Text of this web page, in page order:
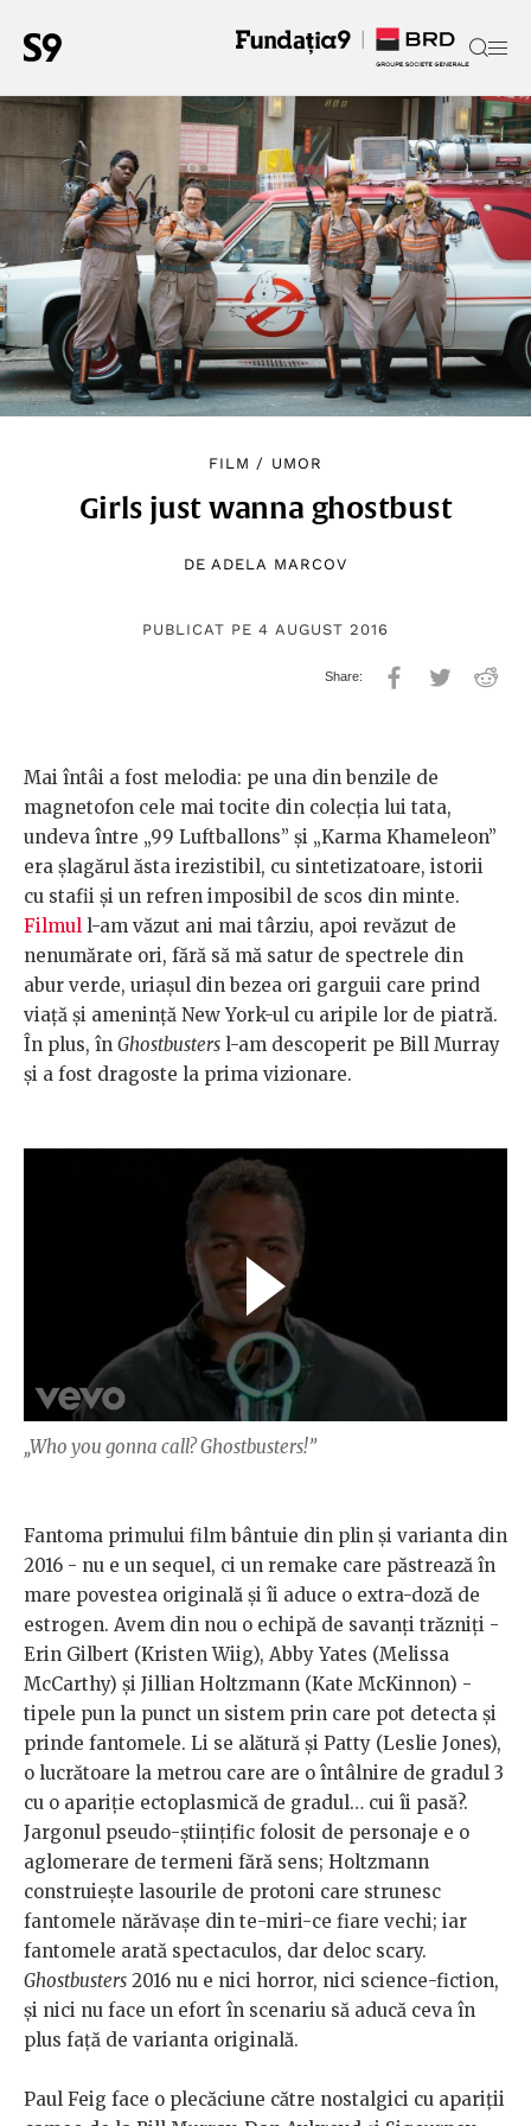
FILM / UMOR
Girls just wanna ghostbust
DEADELA MARCOV
PUBLICAT PE 4 AUGUST 2016
Mai întâi a fost melodia: pe una din benzile de
magnetofon cele mai tocite din colecţia lui tata,
undeva între „99 Luftballons” şi „Karma Khameleon”
era şlagărul ăsta irezistibil, cu sintetizatoare, istorii
cu stafii şi un refren imposibil de scos din minte.
Filmul l-am văzut ani mai târziu, apoi revăzut de
nenumărate ori, fără să mă satur de spectrele din
abur verde, uriaşul din bezea ori garguii care prind
viaţă şi ameninţă New York-ul cu aripile lor de piatră.
În plus, în Ghostbusters l-am descoperit pe Bill Murray
şi a fost dragoste la prima vizionare.
„Who you gonna call? Ghostbusters!”
Fantoma primului film bântuie din plin şi varianta din
2016 - nu e un sequel, ci un remake care păstrează în
mare povestea originală şi îi aduce o extra-doză de
estrogen. Avem din nou o echipă de savanţi trăzniţi -
Erin Gilbert (Kristen Wiig), Abby Yates (Melissa
McCarthy) şi Jillian Holtzmann (Kate McKinnon) -
tipele pun la punct un sistem prin care pot detecta şi
prinde fantomele. Li se alătură şi Patty (Leslie Jones),
o lucrătoare la metrou care are o întâlnire de gradul 3
cu o apariţie ectoplasmică de gradul… cui îi pasă?.
Jargonul pseudo-ştiinţific folosit de personaje e o
aglomerare de termeni fără sens; Holtzmann
construieşte lasourile de protoni care strunesc
fantomele nărăvaşe din te-miri-ce fiare vechi; iar
fantomele arată spectaculos, dar deloc scary.
Ghostbusters 2016 nu e nici horror, nici science-fiction,
şi nici nu face un efort în scenariu să aducă ceva în
plus faţă de varianta originală.
Paul Feig face o plecăciune către nostalgici cu apariţii